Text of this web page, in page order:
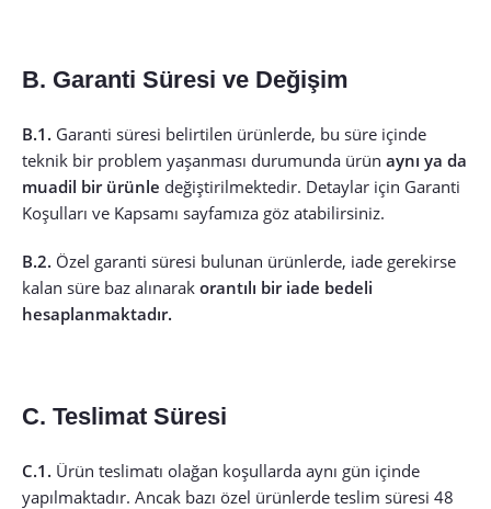
B. Garanti Süresi ve Değişim
B.1. Garanti süresi belirtilen ürünlerde, bu süre içinde
teknik bir problem yaşanması durumunda ürün aynı ya da
muadil bir ürünle değiştirilmektedir. Detaylar için Garanti
Koşulları ve Kapsamı sayfamıza göz atabilirsiniz.
B.2. Özel garanti süresi bulunan ürünlerde, iade gerekirse
kalan süre baz alınarak orantılı bir iade bedeli
hesaplanmaktadır.
C. Teslimat Süresi
C.1. Ürün teslimatı olağan koşullarda aynı gün içinde
yapılmaktadır. Ancak bazı özel ürünlerde teslim süresi 48